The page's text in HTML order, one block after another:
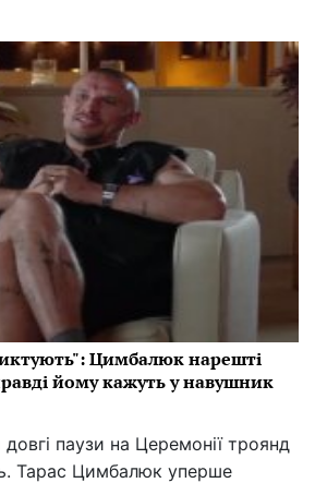
Цимбалюк нарешті
йому кажуть у навушник
паузи на Церемонії троянд
Тарас Цимбалюк уперше